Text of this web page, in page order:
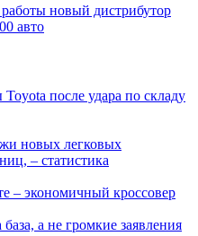
новый дистрибутор
авто
после удара по складу
новых легковых
– статистика
– экономичный кроссовер
а не громкие заявления